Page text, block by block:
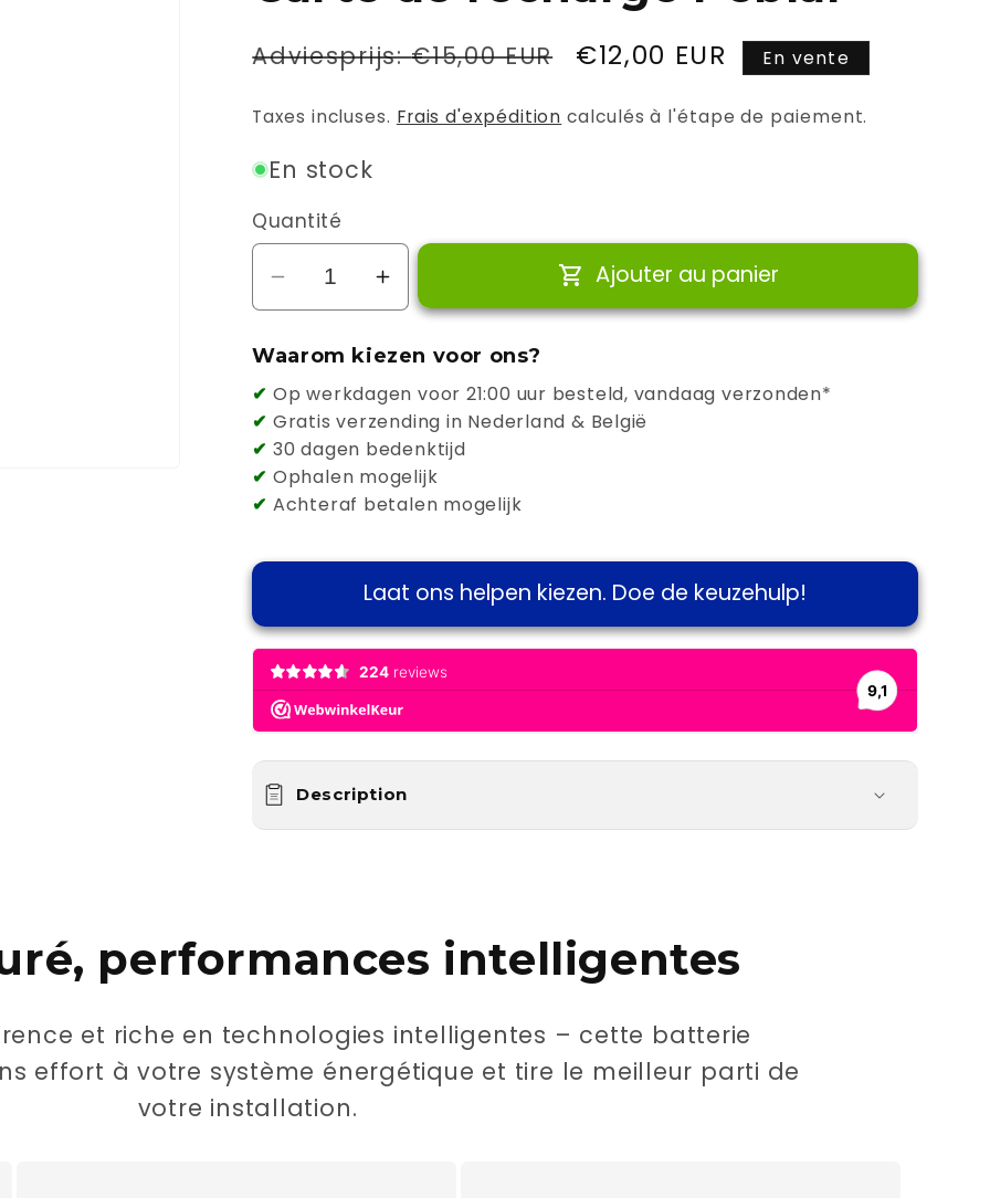
Prix
Adviesprijs:€15,00 EUR
Prix
€12,00 EUR En vente
Taxes incluses. Frais d'expédition calculés à l'étape de paiement.
En stock
Quantité
Réduire
la
quantité
Carte
de
recharge
Peblar
Augmenter
la
quantité
Carte
de
recharge
Peblar
Ajouter au panier
Waarom kiezen voor ons?
✔ Op werkdagen voor 21:00 uur besteld, vandaag verzonden*
✔ Gratis verzending in Nederland & België
✔ 30 dagen bedenktijd
✔ Ophalen mogelijk
✔ Achteraf betalen mogelijk
Laat ons helpen kiezen. Doe de keuzehulp!
Description
performances intelligentes
et riche en technologies intelligentes – cette batterie
effort à votre système énergétique et tire le meilleur parti de
votre installation.